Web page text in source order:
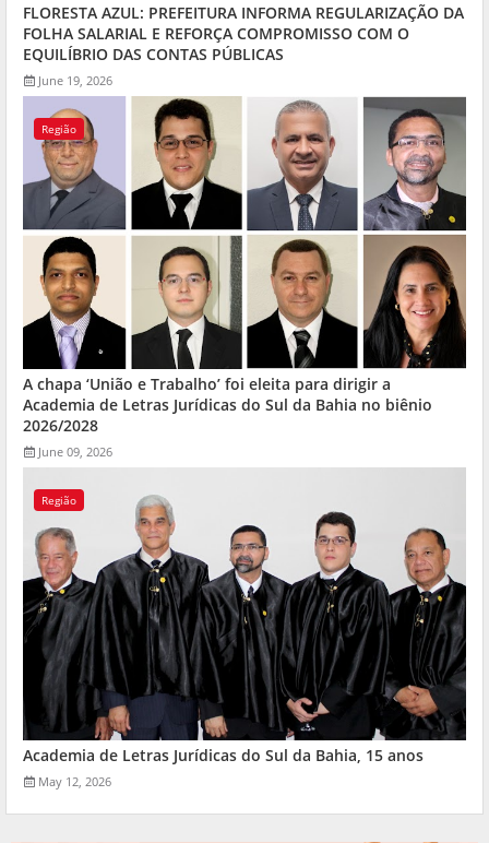
FLORESTA AZUL: PREFEITURA INFORMA REGULARIZAÇÃO DA
FOLHA SALARIAL E REFORÇA COMPROMISSO COM O
EQUILÍBRIO DAS CONTAS PÚBLICAS
June 19, 2026
Região
A chapa ‘União e Trabalho’ foi eleita para dirigir a
Academia de Letras Jurídicas do Sul da Bahia no biênio
2026/2028
June 09, 2026
Região
Academia de Letras Jurídicas do Sul da Bahia, 15 anos
May 12, 2026